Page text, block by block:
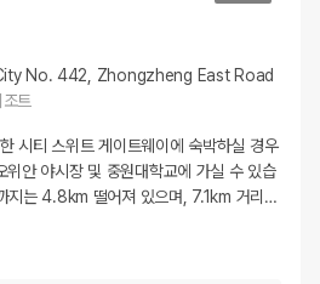
No. 442, Zhongzheng East Road
트
시티 스위트 게이트웨이에 숙박하실 경우
안 야시장 및 중원대학교에 가실 수 있습
지는 4.8km 떨어져 있으며, 7.1km 거리 …